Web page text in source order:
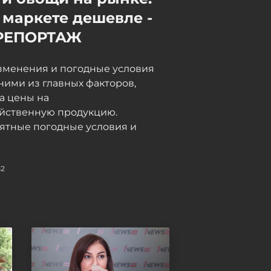
дальнобойщики в Грузии
неделями не могут пройти
таможню, в МИД направлен
ОБНОВЛЕНО
06 / 08 / 2026, 18:15
дешевле -
и погодные условия
из главных факторов,
цены на
продукцию.
погодные условия и